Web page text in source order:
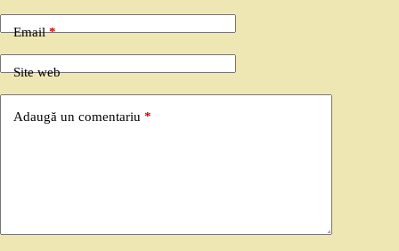
Email*
Site web
Adaugă un comentariu *